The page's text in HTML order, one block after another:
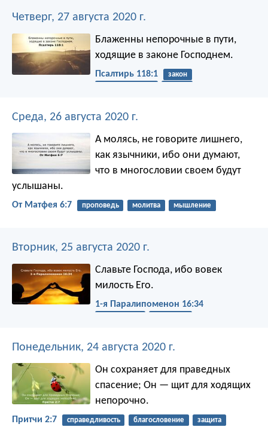
Четверг, 27 августа 2020 г.
Блаженны непорочные в пути,
ходящие в законе Господнем.
Псалтирь 118:1
закон
Среда, 26 августа 2020 г.
А молясь, не говорите лишнего,
как язычники, ибо они думают,
что в многословии своем будут
услышаны.
От Матфея 6:7 проповедь молитва мышление
Вторник, 25 августа 2020 г.
Славьте Господа, ибо вовек
милость Его.
1-я Паралипоменон 16:34
Понедельник, 24 августа 2020 г.
Он сохраняет для праведных
спасение; Он — щит для ходящих
непорочно.
Притчи 2:7 справедливость благословение защита